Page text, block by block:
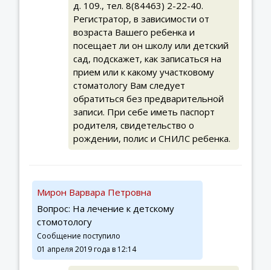
д. 109., тел. 8(84463) 2-22-40.
Регистратор, в зависимости от
возраста Вашего ребенка и
посещает ли он школу или детский
сад, подскажет, как записаться на
прием или к какому участковому
стоматологу Вам следует
обратиться без предварительной
записи. При себе иметь паспорт
родителя, свидетельство о
рождении, полис и СНИЛС ребенка.
Мирон Варвара Петровна
Вопрос: На лечение к детскому
стомотологу
Сообщение поступило
01 апреля 2019 года в 12:14